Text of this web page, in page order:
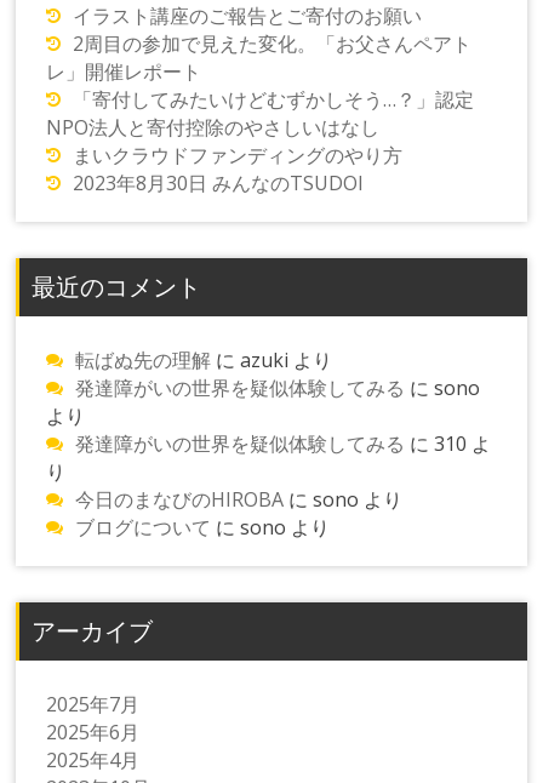
イラスト講座のご報告とご寄付のお願い
2周目の参加で見えた変化。「お父さんペアト
レ」開催レポート
「寄付してみたいけどむずかしそう…？」認定
NPO法人と寄付控除のやさしいはなし
まいクラウドファンディングのやり方
2023年8月30日 みんなのTSUDOI
最近のコメント
転ばぬ先の理解 にazuki より
発達障がいの世界を疑似体験してみる にsono
より
発達障がいの世界を疑似体験してみる に310 よ
り
今日のまなびのHIROBA にsono より
ブログについて にsono より
アーカイブ
2025年7月
2025年6月
2025年4月